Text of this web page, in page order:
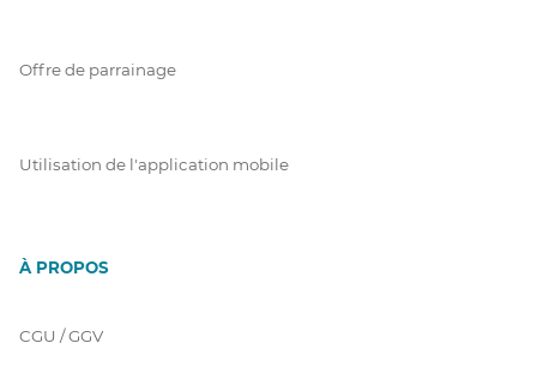
Offre de parrainage
Utilisation de l'application mobile
À PROPOS
CGU / GGV